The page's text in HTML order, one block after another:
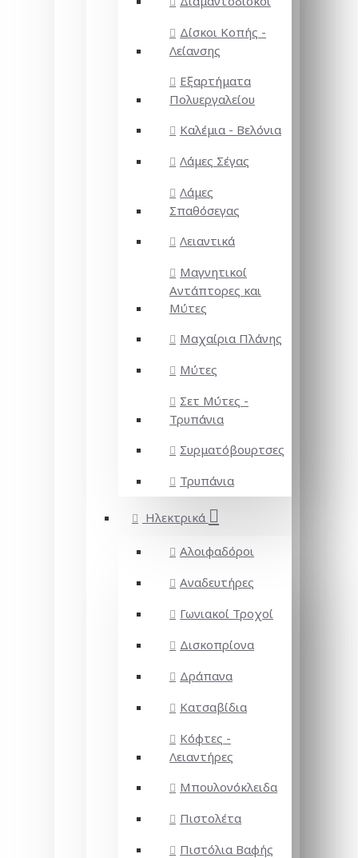
Δίσκοι Κοπής -
Λείανσης
Εξαρτήματα
Πολυεργαλείου
Καλέμια - Βελόνια
Λάμες Σέγας
Λάμες
Σπαθόσεγας
Λειαντικά
Μαγνητικοί
Αντάπτορες και
Μύτες
Μαχαίρια Πλάνης
Μύτες
Σετ Μύτες -
Τρυπάνια
Συρματόβουρτσες
Τρυπάνια
Ηλεκτρικά
Αλοιφαδόροι
Αναδευτήρες
Γωνιακοί Τροχοί
Δισκοπρίονα
Δράπανα
Κατσαβίδια
Κόφτες -
Λειαντήρες
Μπουλονόκλειδα
Πιστολέτα
Πιστόλια Βαφής